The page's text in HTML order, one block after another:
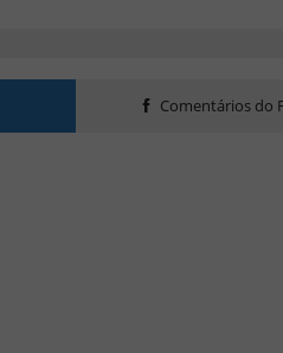
Comentários do